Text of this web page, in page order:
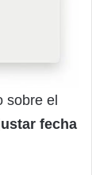
sobre el
fecha